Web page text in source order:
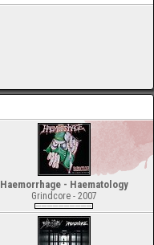
Haemorrhage - Haematology
Grindcore - 2007